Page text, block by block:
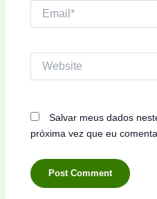
Email*
Salvar meus dados
próxima vez que eu